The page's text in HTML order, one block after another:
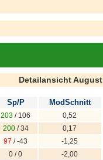
Detailansicht August
Sp/P ModSchnitt
203 / 106
0,52
200/ 34
0,17
97 / -43
-1,25
0 / 0
-2,00